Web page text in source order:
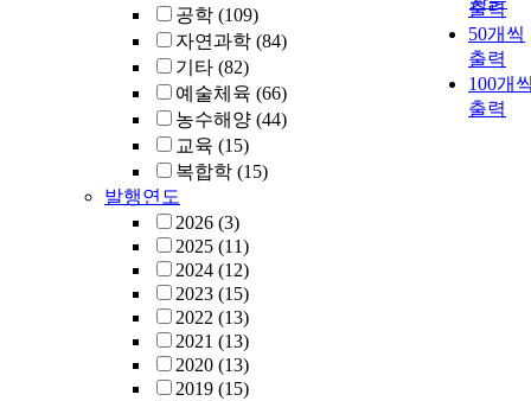
공학 (109)
자연과학 (84)
기타 (82)
예술체육 (66)
농수해양 (44)
교육 (15)
복합학 (15)
발행연도
2026 (3)
2025 (11)
2024 (12)
2023 (15)
2022 (13)
2021 (13)
2020 (13)
2019 (15)
의 54%의 환
들이 약물을
었고 이들 중
90.9%가 상위
최종 상태를
출력
50개씩
출력
100개
출력